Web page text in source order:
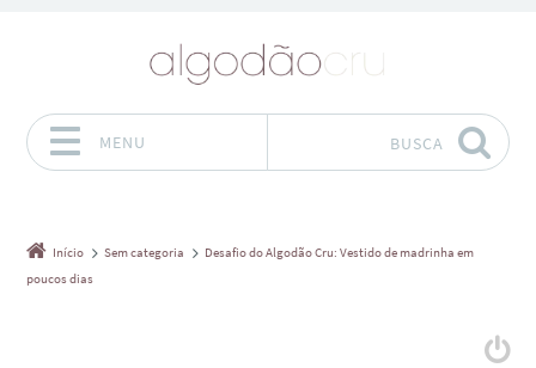
MENU BUSCA
Início Sem categoria
Desafio do Algodão Cru: Vestido de madrinha em
poucos dias